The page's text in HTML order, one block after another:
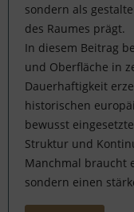
sondern als
des Raumes prägt.
In diesem Beitrag
und Oberfläche in
Dauerhaftigkeit
historischen
bewusst
Struktur und
Manchmal braucht
sondern einen